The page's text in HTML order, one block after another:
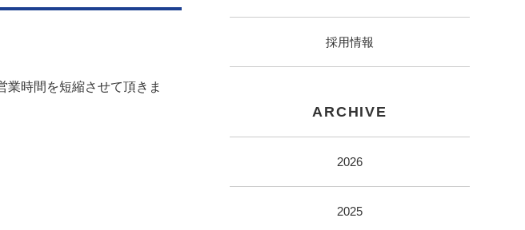
時間を短縮させて頂きま
採用情報
ARCHIVE
2026
2025